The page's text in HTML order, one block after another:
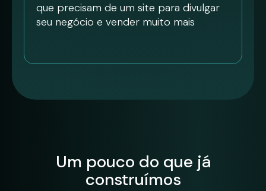
que precisam de um site para divulgar
seu negócio e vender muito mais
Um pouco do que já
construímos